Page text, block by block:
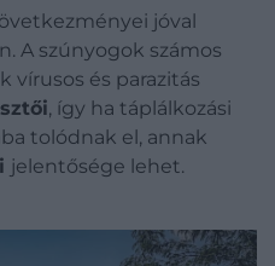
jóval
A szúnyogok számos
vírusos és parazitás
, így ha táplálkozási
tolódnak el, annak
jelentősége lehet.